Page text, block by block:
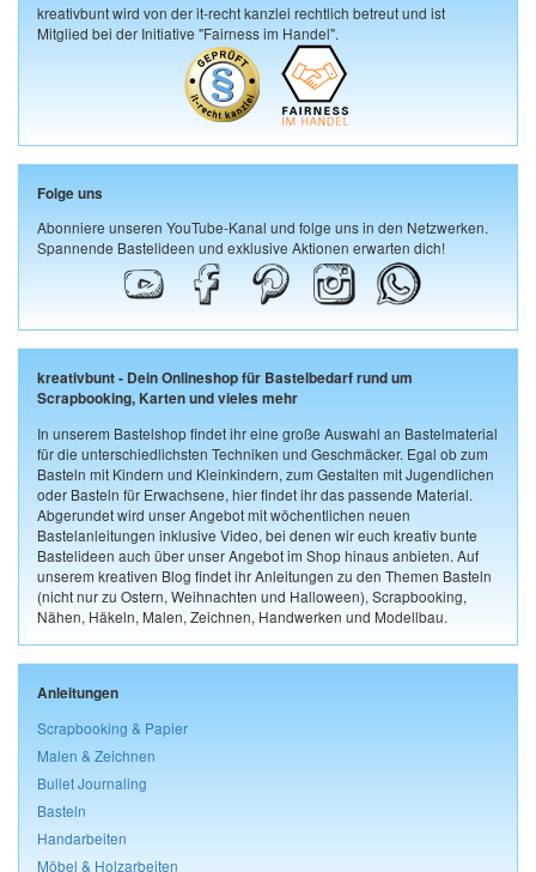
kreativbunt wird von der it-recht kanzlei rechtlich betreut und ist
Mitglied bei der Initiative "Fairness im Handel".
Folge uns
Abonniere unseren YouTube-Kanal und folge uns in den Netzwerken.
Spannende Bastelideen und exklusive Aktionen erwarten dich!
kreativbunt - Dein Onlineshop für Bastelbedarf rund um
Scrapbooking, Karten und vieles mehr
In unserem Bastelshop findet ihr eine große Auswahl an Bastelmaterial
für die unterschiedlichsten Techniken und Geschmäcker. Egal ob zum
Basteln mit Kindern und Kleinkindern, zum Gestalten mit Jugendlichen
oder Basteln für Erwachsene, hier findet ihr das passende Material.
Abgerundet wird unser Angebot mit wöchentlichen neuen
Bastelanleitungen inklusive Video, bei denen wir euch kreativ bunte
Bastelideen auch über unser Angebot im Shop hinaus anbieten. Auf
unserem kreativen Blog findet ihr Anleitungen zu den Themen Basteln
(nicht nur zu Ostern, Weihnachten und Halloween), Scrapbooking,
Nähen, Häkeln, Malen, Zeichnen, Handwerken und Modellbau.
Anleitungen
Scrapbooking & Papier
Malen & Zeichnen
Bullet Journaling
Basteln
Handarbeiten
Möbel & Holzarbeiten